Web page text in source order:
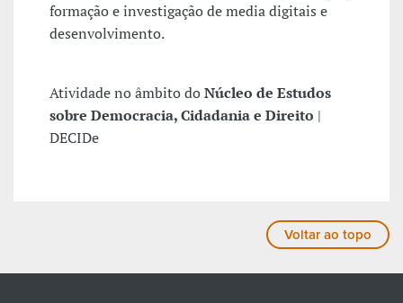
formação e investigação de media digitais e
desenvolvimento.
Atividade no âmbito doNúcleo de Estudos
sobre Democracia, Cidadania e Direito |
DECIDe
Voltar ao topo